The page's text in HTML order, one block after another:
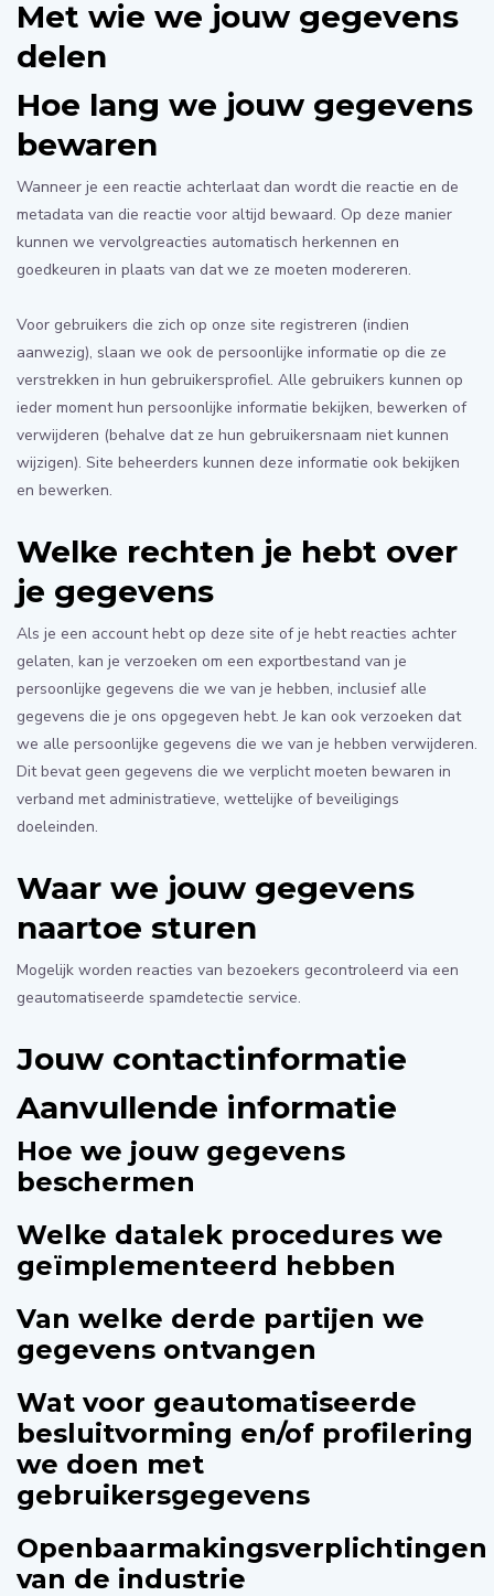
Met wie we jouw gegevens
delen
Hoe lang we jouw gegevens
bewaren
Wanneer je een reactie achterlaat dan wordt die reactie en de
metadata van die reactie voor altijd bewaard. Op deze manier
kunnen we vervolgreacties automatisch herkennen en
goedkeuren in plaats van dat we ze moeten modereren.
Voor gebruikers die zich op onze site registreren (indien
aanwezig), slaan we ook de persoonlijke informatie op die ze
verstrekken in hun gebruikersprofiel. Alle gebruikers kunnen op
ieder moment hun persoonlijke informatie bekijken, bewerken of
verwijderen (behalve dat ze hun gebruikersnaam niet kunnen
wijzigen). Site beheerders kunnen deze informatie ook bekijken
en bewerken.
Welke rechten je hebt over
je gegevens
Als je een account hebt op deze site of je hebt reacties achter
gelaten, kan je verzoeken om een exportbestand van je
persoonlijke gegevens die we van je hebben, inclusief alle
gegevens die je ons opgegeven hebt. Je kan ook verzoeken dat
we alle persoonlijke gegevens die we van je hebben verwijderen.
Dit bevat geen gegevens die we verplicht moeten bewaren in
verband met administratieve, wettelijke of beveiligings
doeleinden.
Waar we jouw gegevens
naartoe sturen
Mogelijk worden reacties van bezoekers gecontroleerd via een
geautomatiseerde spamdetectie service.
Jouw contactinformatie
Aanvullende informatie
Hoe we jouw gegevens
beschermen
Welke datalek procedures we
geïmplementeerd hebben
Van welke derde partijen we
gegevens ontvangen
Wat voor geautomatiseerde
besluitvorming en/of profilering
we doen met
gebruikersgegevens
Openbaarmakingsverplichtingen
van de industrie